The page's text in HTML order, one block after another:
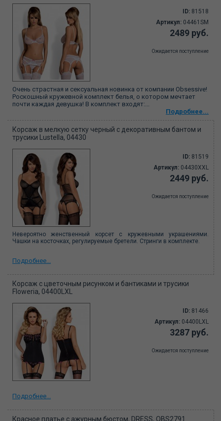
ID: 81518
Артикул: 04461SM
2489 руб.
Ожидается поступление
Очень страстная и сексуальная новинка от компании Obsessive!
Роскошный кружевной комплект белья, о котором мечтает
почти каждая девушка! В комплект входят:...
Подробнее...
Корсаж в мелкую сетку черный с декоративным бантом и
трусики Lustella, 04430
ID: 81519
Артикул: 04430XXL
2449 руб.
Ожидается поступление
Невероятно женственный корсет с кружевными украшениями.
Чашки на косточках, регулируемые бретели. Стринги в комплекте.
Подробнее...
Корсаж с цветочным рисунком и бантиками и трусики
Floweria, 04400LXL
ID: 81466
Артикул: 04400LXL
3287 руб.
Ожидается поступление
Подробнее...
Красное платье с ажурным бюстом, DRESS, OBS2791